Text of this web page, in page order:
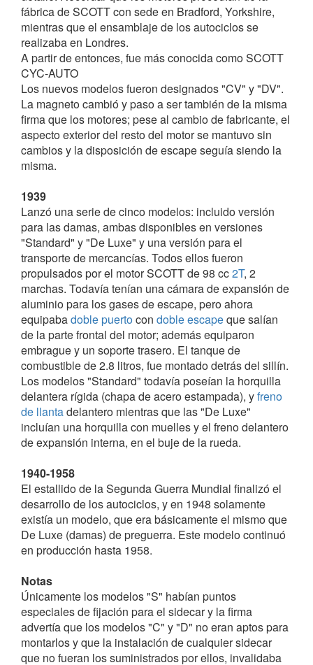
Londres (barrio de Paddington).
A pesar de ser tan diferentes a las máquinas de otros
fabricantes, sin embargo, fue el punto de partida para
el desarrollo de los
autociclos
y muchas de sus
características fueron copiadas, por ejemplo, por la
JONES (en su prototipo), que apareció dos años mas
tarde.
El primer modelo, el "A", equipaba un cuadro que
aparte del soporte inferior sobredimensionado, era
prácticamente un marco de bicicleta estándar. El sillín
estaba a la altura normal así como la rueda trasera
con su piñón y cadena (características que indican
que fue diseñado como una bicicleta con motor
auxiliar en lugar de una motocicleta con asistencia de
pedales. En un principio los motores fueron
construidos por la propia firma, equipados con
carburador ETC y un silenciador tipo "colmena", de
aluminio fundido. El cárter se amplió en la parte
delantera para incluir elvolante de inercia. No
equipaba embrague y el pequeño tanque de
combustible (cilíndrico) iba montado detrás del sillín;
la ignición la suministrada unamagneto Wicosituada
delante del motor.
1935-1936
Apareció el segundo modelo, el "B", con bastidor
abierto para las damas. Un año después lanzaron los
modelos "C" y "D", que sustituyeron a los dos
anteriores. El cambio principal fue: la alteración de la
geometría del cuadro para bajar el sillín, siendo los
tubos de ø 50 mm (menor que de sus predecesores).
En ambos modelos el nuevo diseño permitía una
posición de conducción más apropiada.
Al mismo tiempo, también hubo cuatro versiones para
uso con sidecar:
fábrica de SCOTT con sede en Bradford, Yorkshire,
mientras que el ensamblaje de los autociclos se
realizaba en Londres.
A partir de entonces, fue más conocida como SCOTT
CYC-AUTO
Los nuevos modelos fueron designados "CV" y "DV".
La magneto cambió y paso a ser también de la misma
firma que los motores; pese al cambio de fabricante, el
aspecto exterior del resto del motor se mantuvo sin
cambios y la disposición de escape seguía siendo la
misma.
1939
Lanzó una serie de cinco modelos: incluido versión
para las damas, ambas disponibles en versiones
"Standard" y "De Luxe" y una versión para el
transporte de mercancías. Todos ellos fueron
propulsados por el motor SCOTT de 98 cc2T, 2
marchas. Todavía tenían una cámara de expansión de
aluminio para los gases de escape, pero ahora
equipabadoble puertocon doble escapeque salían
de la parte frontal del motor; además equiparon
embrague y un soporte trasero. El tanque de
combustible de 2.8 litros, fue montado detrás del sillín.
Los modelos "Standard" todavía poseían la horquilla
delantera rígida (chapa de acero estampada), yfreno
de llantadelantero mientras que las "De Luxe"
incluían una horquilla con muelles y el freno delantero
de expansión interna, en el buje de la rueda.
1940-1958
El estallido de la Segunda Guerra Mundial finalizó el
desarrollo de los autociclos, y en 1948 solamente
existía un modelo, que era básicamente el mismo que
De Luxe (damas) de preguerra. Este modelo continuó
en producción hasta 1958.
Notas
Únicamente los modelos "S" habían puntos
especiales de fijación para el sidecar y la firma
advertía que los modelos "C" y "D" no eran aptos para
montarlos y que la instalación de cualquier sidecar
que no fueran los suministrados por ellos, invalidaba